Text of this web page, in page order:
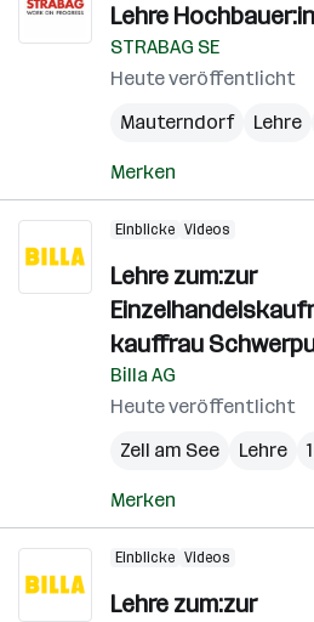
Lehre
STRABAG SE
Heute veröffentlicht
Mauterndorf
Lehre
Merken
Einblicke Videos
Lehre zum:zur
kauffrau
Billa AG
Heute veröffentlicht
Zell am See
Lehre
Merken
Einblicke Videos
Lehre zum:zur